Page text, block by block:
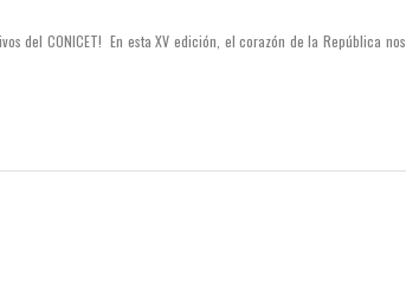
del CONICET! En esta XV edición, el corazón de la República nos